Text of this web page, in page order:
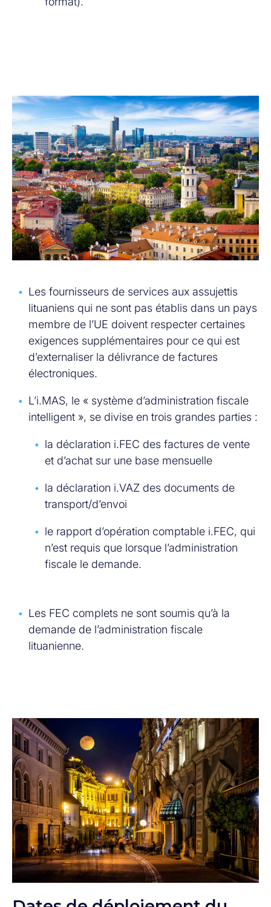
Les fournisseurs de services aux assujettis
lituaniens qui ne sont pas établis dans un pays
membre de l’UE doivent respecter certaines
exigences supplémentaires pour ce qui est
d’externaliser la délivrance de factures
électroniques.
L’i.MAS, le « système d’administration fiscale
intelligent », se divise en trois grandes parties :
la déclaration i.FEC des factures de vente
et d’achat sur une base mensuelle
la déclaration i.VAZ des documents de
transport/d’envoi
le rapport d’opération comptable i.FEC, qui
n’est requis que lorsque l’administration
fiscale le demande.
Les FEC complets ne sont soumis qu’à la
demande de l’administration fiscale
lituanienne.